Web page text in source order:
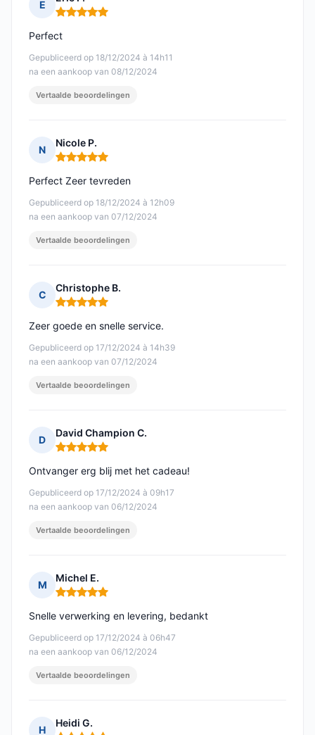
E
Opmerking: 5 van 5
Gepubliceerd op 18/12/2024 à 14h11
na een aankoop van 08/12/2024
Perfect
Vertaalde beoordelingen
N
Nicole P.
Opmerking: 5 van 5
Gepubliceerd op 18/12/2024 à 12h09
na een aankoop van 07/12/2024
Perfect Zeer tevreden
Vertaalde beoordelingen
C
Christophe B.
Opmerking: 5 van 5
Gepubliceerd op 17/12/2024 à 14h39
na een aankoop van 07/12/2024
Zeer goede en snelle service.
Vertaalde beoordelingen
D
David Champion C.
Opmerking: 5 van 5
Gepubliceerd op 17/12/2024 à 09h17
na een aankoop van 06/12/2024
Ontvanger erg blij met het cadeau!
Vertaalde beoordelingen
M
Michel E.
Opmerking: 5 van 5
Gepubliceerd op 17/12/2024 à 06h47
na een aankoop van 06/12/2024
Snelle verwerking en levering, bedankt
Vertaalde beoordelingen
H
Heidi G.